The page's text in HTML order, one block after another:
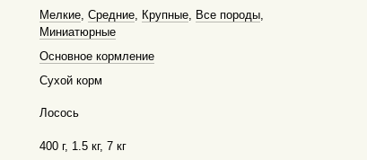
Мелкие,Средние, Крупные, Все породы,
Миниатюрные
Основное кормление
Сухой корм
Лосось
400 г, 1.5 кг, 7 кг